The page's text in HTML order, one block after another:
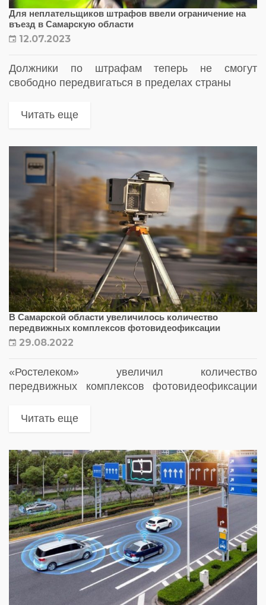
Для неплательщиков штрафов ввели ограничение на
въезд в Самарскую области
12.07.2023
Должники по штрафам теперь не смогут
свободно передвигаться в пределах страны
Читать еще
В Самарской области увеличилось количество
передвижных комплексов фотовидеофиксации
29.08.2022
«Ростелеком» увеличил количество
передвижных комплексов фотовидеофиксации
Данные о нарушениях поступают в систему МВД
Читать еще